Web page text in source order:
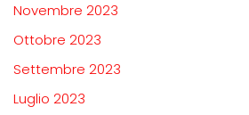
Novembre 2023
Ottobre 2023
Settembre 2023
Luglio 2023